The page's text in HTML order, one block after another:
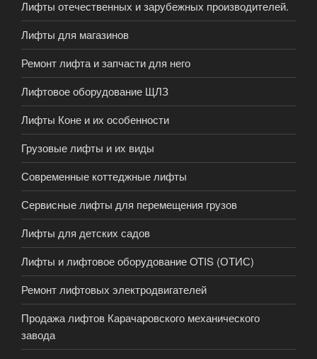
Лифты отечественных и зарубежных производителей.
Лифты для магазинов
Ремонт лифта и запчасти для него
Лифтовое оборудование ЩЛЗ
Лифты Коне и их особенности
Грузовые лифты и их виды
Современные коттеджные лифты
Сервисные лифты для перемещения грузов
Лифты для детских садов
Лифты и лифтовое оборудование OTIS (ОТИС)
Ремонт лифтовых электродвигателей
Продажа лифтов Карачаровского механического
завода